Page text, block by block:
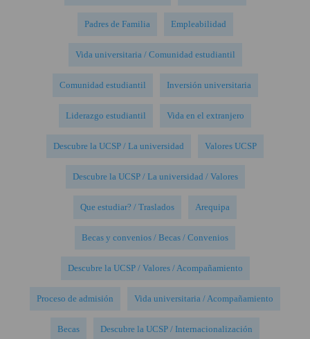
Padres de Familia Empleabilidad
Vida universitaria / Comunidad estudiantil
Comunidad estudiantil Inversión universitaria
Liderazgo estudiantil Vida en el extranjero
Descubre la UCSP / La universidad Valores UCSP
Descubre la UCSP / La universidad / Valores
Que estudiar? / Traslados Arequipa
Becas y convenios / Becas / Convenios
Descubre la UCSP / Valores / Acompañamiento
Proceso de admisión Vida universitaria / Acompañamiento
Becas Descubre la UCSP / Internacionalización